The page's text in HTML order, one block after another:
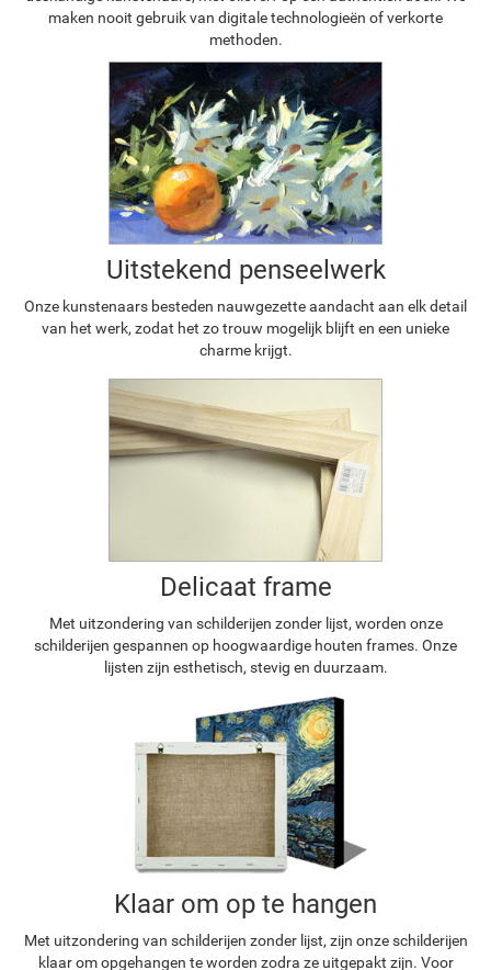
maken nooit gebruik van digitale technologieën of verkorte
methoden.
Uitstekend penseelwerk
Onze kunstenaars besteden nauwgezette aandacht aan elk detail
van het werk, zodat het zo trouw mogelijk blijft en een unieke
charme krijgt.
Delicaat frame
Met uitzondering van schilderijen zonder lijst, worden onze
schilderijen gespannen op hoogwaardige houten frames. Onze
lijsten zijn esthetisch, stevig en duurzaam.
Klaar om op te hangen
Met uitzondering van schilderijen zonder lijst, zijn onze schilderijen
klaar om opgehangen te worden zodra ze uitgepakt zijn. Voor